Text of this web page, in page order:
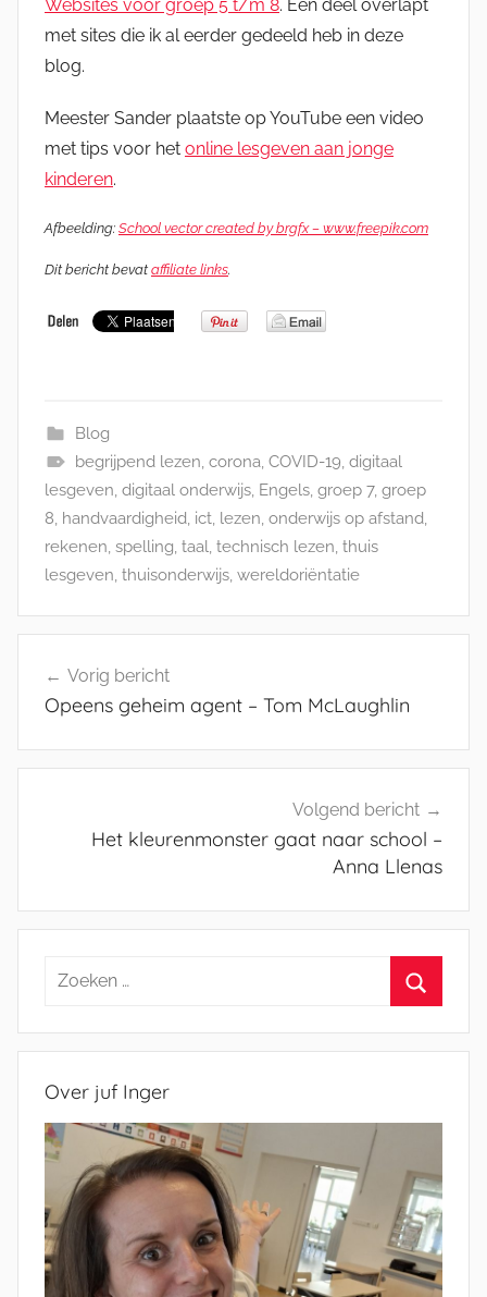
Websites voor groep 5 t/m 8. Een deel overlapt
met sites die ik al eerder gedeeld heb in deze
blog.
Meester Sander plaatste op YouTube een video
met tips voor het online lesgeven aan jonge
kinderen.
Afbeelding: School vector created by brgfx – www.freepik.com
Dit bericht bevat affiliate links.
Blog
begrijpend lezen, corona, COVID-19, digitaal
lesgeven, digitaal onderwijs, Engels, groep 7, groep
8, handvaardigheid, ict, lezen, onderwijs op afstand,
rekenen, spelling, taal, technisch lezen, thuis
lesgeven, thuisonderwijs, wereldoriëntatie
navigatie
Vorig bericht
Opeens geheim agent – Tom McLaughlin
Volgend bericht
Het kleurenmonster gaat naar school –
Anna Llenas
Zoeken
Over juf Inger